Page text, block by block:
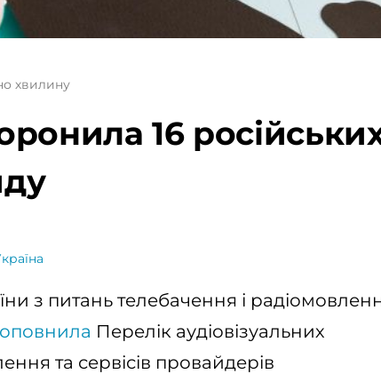
хвилину
16 російських
з питань телебачення і
Перелік аудіовізуальних
та сервісів провайдерів